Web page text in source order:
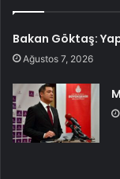
Bakan Göktaş:
Ağustos 7, 2026